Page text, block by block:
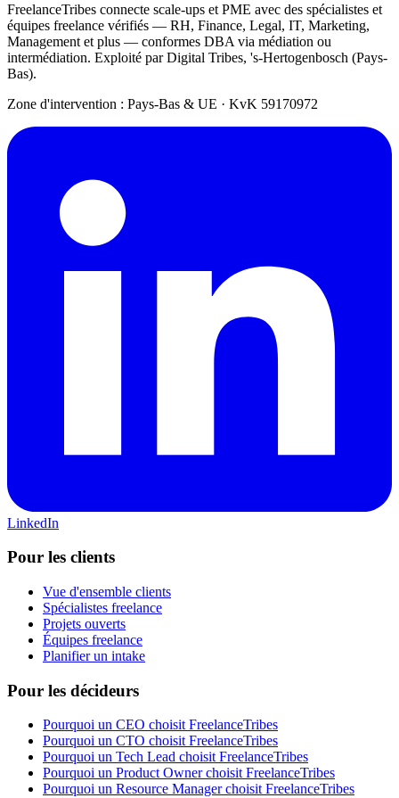
FreelanceTribes connecte scale-ups et PME avec des spécialistes et
équipes freelance vérifiés — RH, Finance, Legal, IT, Marketing,
Management et plus — conformes DBA via médiation ou
intermédiation. Exploité par Digital Tribes, 's-Hertogenbosch (Pays-
Bas).
Zone d'intervention : Pays-Bas & UE · KvK 59170972
LinkedIn
Pour les clients
Vue d'ensemble clients
Spécialistes freelance
Projets ouverts
Équipes freelance
Planifier un intake
Pour les décideurs
Pourquoi un CEO choisit FreelanceTribes
Pourquoi un CTO choisit FreelanceTribes
Pourquoi un Tech Lead choisit FreelanceTribes
Pourquoi un Product Owner choisit FreelanceTribes
Pourquoi un Resource Manager choisit FreelanceTribes